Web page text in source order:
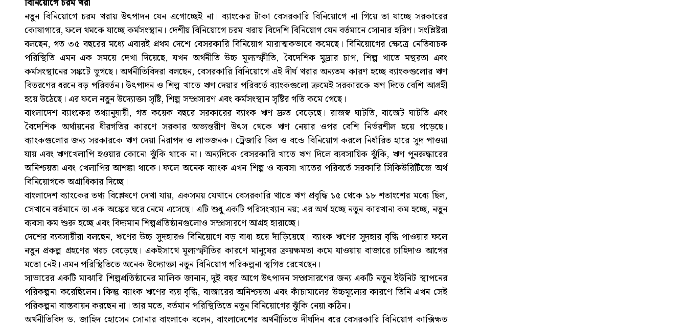
নতুন বিনিয়োগে চরম খরায় উৎপাদন যেন এগোচ্ছেই না। ব্যাংকের টাকা বেসরকারি বিনিয়োগে না গিয়ে তা যাচ্ছে সরকারের
কোষাগারে, ফলে থমকে যাচ্ছে কর্মসংস্থান। দেশীয় বিনিয়োগে চরম খরায় বিদেশি বিনিয়োগ যেন বর্তমানে সোনার হরিণ। সংশ্লিষ্টরা
বলছেন, গত ৩৫ বছরের মধ্যে এবারই প্রথম দেশে বেসরকারি বিনিয়োগ মারাত্মকভাবে কমেছে। বিনিয়োগের ক্ষেত্রে নেতিবাচক
পরিস্থিতি এমন এক সময়ে দেখা দিয়েছে, যখন অর্থনীতি উচ্চ মূল্যস্ফীতি, বৈদেশিক মুদ্রার চাপ, শিল্প খাতে মন্থরতা এবং
কর্মসংস্থানের সঙ্কটে ভুগছে। অর্থনীতিবিদরা বলছেন, বেসরকারি বিনিয়োগে এই দীর্ঘ খরার অন্যতম কারণ হচ্ছে ব্যাংকগুলোর ঋণ
বিতরণের ধরনে বড় পরিবর্তন। উৎপাদন ও শিল্প খাতে ঋণ দেয়ার পরিবর্তে ব্যাংকগুলো ক্রমেই সরকারকে ঋণ দিতে বেশি আগ্রহী
হয়ে উঠেছে। এর ফলে নতুন উদ্যোক্তা সৃষ্টি, শিল্প সম্প্রসারণ এবং কর্মসংস্থান সৃষ্টির গতি কমে গেছে।
বাংলাদেশ ব্যাংকের তথ্যানুযায়ী, গত কয়েক বছরে সরকারের ব্যাংক ঋণ দ্রুত বেড়েছে। রাজস্ব ঘাটতি, বাজেট ঘাটতি এবং
বৈদেশিক অর্থায়নের ধীরগতির কারণে সরকার অভ্যন্তরীণ উৎস থেকে ঋণ নেয়ার ওপর বেশি নির্ভরশীল হয়ে পড়েছে।
ব্যাংকগুলোর জন্য সরকারকে ঋণ দেয়া নিরাপদ ও লাভজনক। ট্রেজারি বিল ও বন্ডে বিনিয়োগ করলে নির্ধারিত হারে সুদ পাওয়া
যায় এবং ঋণখেলাপি হওয়ার কোনো ঝুঁকি থাকে না। অন্যদিকে বেসরকারি খাতে ঋণ দিলে ব্যবসায়িক ঝুঁকি, ঋণ পুনরুদ্ধারের
অনিশ্চয়তা এবং খেলাপির আশঙ্কা থাকে। ফলে অনেক ব্যাংক এখন শিল্প ও ব্যবসা খাতের পরিবর্তে সরকারি সিকিউরিটিজে অর্থ
বিনিয়োগকে অগ্রাধিকার দিচ্ছে।
বাংলাদেশ ব্যাংকের তথ্য বিশ্লেষণে দেখা যায়, একসময় যেখানে বেসরকারি খাতে ঋণ প্রবৃদ্ধি ১৫ থেকে ১৮ শতাংশের মধ্যে ছিল,
সেখানে বর্তমানে তা এক অঙ্কের ঘরে নেমে এসেছে। এটি শুধু একটি পরিসংখ্যান নয়; এর অর্থ হচ্ছে নতুন কারখানা কম হচ্ছে, নতুন
ব্যবসা কম শুরু হচ্ছে এবং বিদ্যমান শিল্পপ্রতিষ্ঠানগুলোও সম্প্রসারণে আগ্রহ হারাচ্ছে।
দেশের ব্যবসায়ীরা বলছেন, ঋণের উচ্চ সুদহারও বিনিয়োগে বড় বাধা হয়ে দাঁড়িয়েছে। ব্যাংক ঋণের সুদহার বৃদ্ধি পাওয়ার ফলে
নতুন প্রকল্প গ্রহণের খরচ বেড়েছে। একইসাথে মূল্যস্ফীতির কারণে মানুষের ক্রয়ক্ষমতা কমে যাওয়ায় বাজারে চাহিদাও আগের
মতো নেই। এমন পরিস্থিতিতে অনেক উদ্যোক্তা নতুন বিনিয়োগ পরিকল্পনা স্থগিত রেখেছেন।
সাভারের একটি মাঝারি শিল্পপ্রতিষ্ঠানের মালিক জানান, দুই বছর আগে উৎপাদন সম্প্রসারণের জন্য একটি নতুন ইউনিট স্থাপনের
পরিকল্পনা করেছিলেন। কিন্তু ব্যাংক ঋণের ব্যয় বৃদ্ধি, বাজারের অনিশ্চয়তা এবং কাঁচামালের উচ্চমূল্যের কারণে তিনি এখন সেই
পরিকল্পনা বাস্তবায়ন করছেন না। তার মতে, বর্তমান পরিস্থিতিতে নতুন বিনিয়োগের ঝুঁকি নেয়া কঠিন।
অর্থনীতিবিদ ড. জাহিদ হোসেন সোনার বাংলাকে বলেন, বাংলাদেশের অর্থনীতিতে দীর্ঘদিন ধরে বেসরকারি বিনিয়োগ কাক্সিক্ষত